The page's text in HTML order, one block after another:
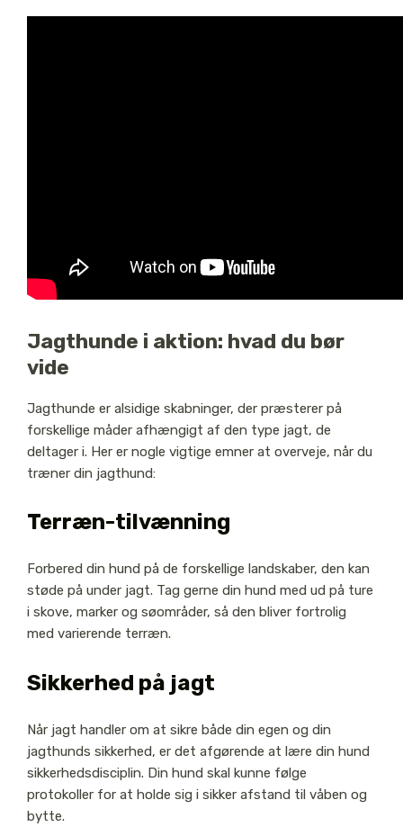
Jagthunde i aktion: hvad du bør
vide
Jagthunde er alsidige skabninger, der præsterer på
forskellige måder afhængigt af den type jagt, de
deltager i. Her er nogle vigtige emner at overveje, når du
træner din jagthund:
Terræn-tilvænning
Forbered din hund på de forskellige landskaber, den kan
støde på under jagt. Tag gerne din hund med ud på ture
i skove, marker og søområder, så den bliver fortrolig
med varierende terræn.
Sikkerhed på jagt
Når jagt handler om at sikre både din egen og din
jagthunds sikkerhed, er det afgørende at lære din hund
sikkerhedsdisciplin. Din hund skal kunne følge
protokoller for at holde sig i sikker afstand til våben og
bytte.